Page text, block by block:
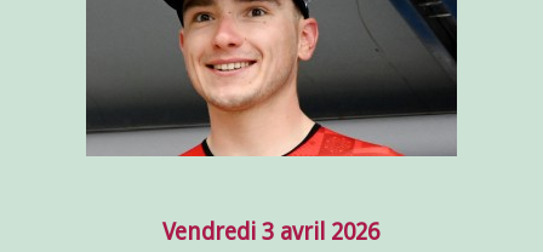
Vendredi 3 avril 2026